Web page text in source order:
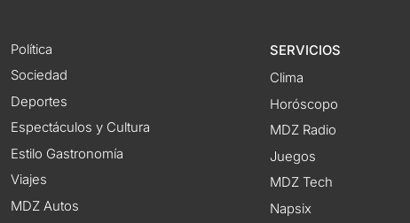
Política
Sociedad
Deportes
Espectáculos y Cultura
Estilo Gastronomía
Viajes
MDZ Autos
SERVICIOS
Clima
Horóscopo
MDZ Radio
Juegos
MDZ Tech
Napsix